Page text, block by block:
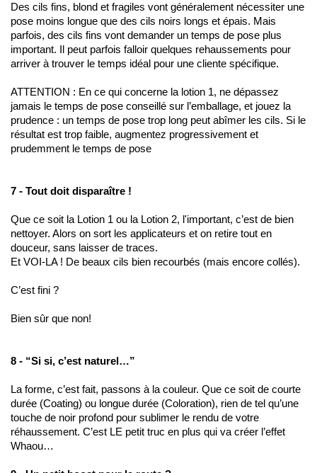
Des cils fins, blond et fragiles vont généralement nécessiter une
pose moins longue que des cils noirs longs et épais. Mais
parfois, des cils fins vont demander un temps de pose plus
important. Il peut parfois falloir quelques rehaussements pour
arriver à trouver le temps idéal pour une cliente spécifique.
ATTENTION : En ce qui concerne la lotion 1, ne dépassez
jamais le temps de pose conseillé sur l’emballage, et jouez la
prudence : un temps de pose trop long peut abîmer les cils. Si le
résultat est trop faible, augmentez progressivement et
prudemment le temps de pose
7 - Tout doit disparaître !
Que ce soit la Lotion 1 ou la Lotion 2, l'important, c’est de bien
nettoyer. Alors on sort les applicateurs et on retire tout en
douceur, sans laisser de traces.
Et VOI-LA ! De beaux cils bien recourbés (mais encore collés).
C’est fini ?
Bien sûr que non!
8 - “Si si, c’est naturel…”
La forme, c’est fait, passons à la couleur. Que ce soit de courte
durée (Coating) ou longue durée (Coloration), rien de tel qu’une
touche de noir profond pour sublimer le rendu de votre
réhaussement. C’est LE petit truc en plus qui va créer l’effet
Whaou…